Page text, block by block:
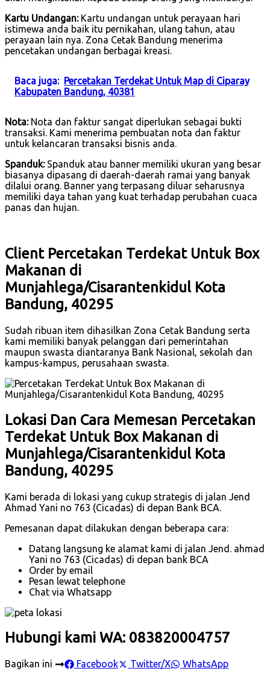
Kartu Undangan:Kartu undangan untuk perayaan hari
istimewa anda baik itu pernikahan, ulang tahun, atau
perayaan lain nya. Zona Cetak Bandung menerima
pencetakan undangan berbagai kreasi.
Baca juga: Percetakan Terdekat Untuk Map di Ciparay
Kabupaten Bandung, 40381
Nota:Nota dan faktur sangat diperlukan sebagai bukti
transaksi. Kami menerima pembuatan nota dan faktur
untuk kelancaran transaksi bisnis anda.
Spanduk:Spanduk atau banner memiliki ukuran yang besar
biasanya dipasang di daerah-daerah ramai yang banyak
dilalui orang. Banner yang terpasang diluar seharusnya
memiliki daya tahan yang kuat terhadap perubahan cuaca
panas dan hujan.
Client Percetakan Terdekat Untuk Box
Makanan di
Munjahlega/Cisarantenkidul Kota
Bandung, 40295
Sudah ribuan item dihasilkan Zona Cetak Bandung serta
kami memiliki banyak pelanggan dari pemerintahan
maupun swasta diantaranya Bank Nasional, sekolah dan
kampus-kampus, perusahaan swasta.
Lokasi Dan Cara Memesan Percetakan
Terdekat Untuk Box Makanan di
Munjahlega/Cisarantenkidul Kota
Bandung, 40295
Kami berada di lokasi yang cukup strategis di jalan Jend
Ahmad Yani no 763 (Cicadas) di depan Bank BCA.
Pemesanan dapat dilakukan dengan beberapa cara:
Datang langsung ke alamat kami di jalan Jend. ahmad
Yani no 763 (Cicadas) di depan bank BCA
Order by email
Pesan lewat telephone
Chat via Whatsapp
Hubungi kami WA: 083820004757
Bagikan ini Facebook Twitter/X WhatsApp